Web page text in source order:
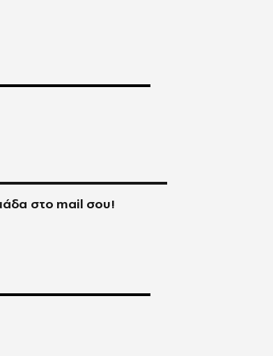
στο mail σου!